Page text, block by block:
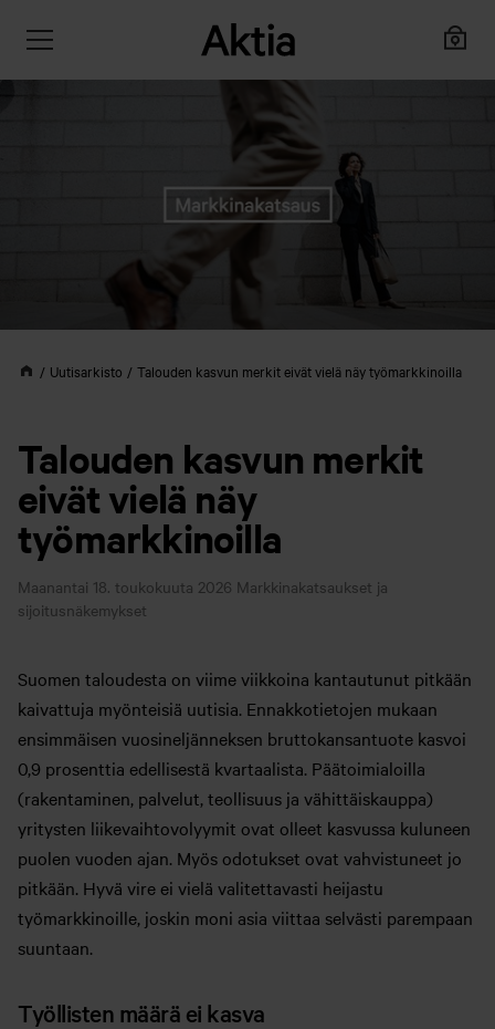
Uutisarkisto Talouden kasvun merkit eivät vielä näy työmarkkinoilla
Talouden kasvun merkit
eivät vielä näy
työmarkkinoilla
Maanantai 18. toukokuuta 2026 Markkinakatsaukset ja
sijoitusnäkemykset
Suomen taloudesta on viime viikkoina kantautunut pitkään
kaivattuja myönteisiä uutisia. Ennakkotietojen mukaan
ensimmäisen vuosineljänneksen bruttokansantuote kasvoi
0,9 prosenttia edellisestä kvartaalista. Päätoimialoilla
(rakentaminen, palvelut, teollisuus ja vähittäiskauppa)
yritysten liikevaihtovolyymit ovat olleet kasvussa kuluneen
puolen vuoden ajan. Myös odotukset ovat vahvistuneet jo
pitkään. Hyvä vire ei vielä valitettavasti heijastu
työmarkkinoille, joskin moni asia viittaa selvästi parempaan
suuntaan.
Työllisten määrä ei kasva